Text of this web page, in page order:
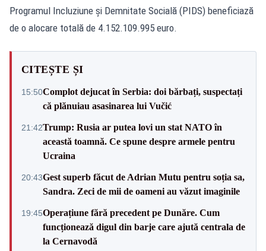
Programul Incluziune și Demnitate Socială (PIDS) beneficiază
de o alocare totală de 4.152.109.995 euro.
CITEȘTE ȘI
15:50Complot dejucat în Serbia: doi bărbați, suspectați
că plănuiau asasinarea lui Vučić
21:42Trump: Rusia ar putea lovi un stat NATO în
această toamnă. Ce spune despre armele pentru
Ucraina
20:43Gest superb făcut de Adrian Mutu pentru soția sa,
Sandra. Zeci de mii de oameni au văzut imaginile
19:45Operațiune fără precedent pe Dunăre. Cum
funcționează digul din barje care ajută centrala de
la Cernavodă